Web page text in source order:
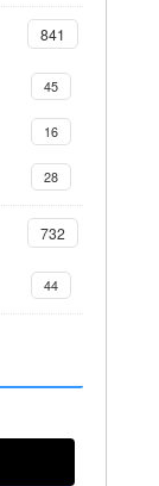
841
45
16
28
732
44